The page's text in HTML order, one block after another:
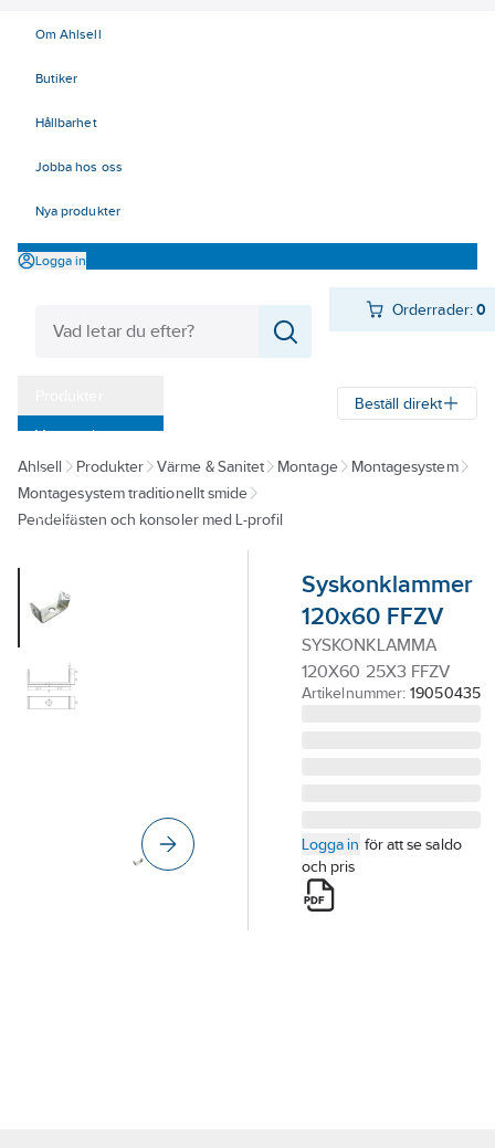
Om Ahlsell
Butiker
Hållbarhet
Jobba hos oss
Nya produkter
Logga in
Orderrader:0
Varumärken
Kampanjer
Outlet
Tjänster
Bli kund
Aktuellt
Beställ direkt
Ahlsell Produkter Värme & Sanitet Montage
Montagesystem
Montagesystem traditionellt smide
Pendelfästen och konsoler med L-profil
Syskonklammer
120x60 FFZV
SYSKONKLAMMA
120X60 25X3 FFZV
Artikelnummer: 19050435
Logga in för att se saldo
och pris